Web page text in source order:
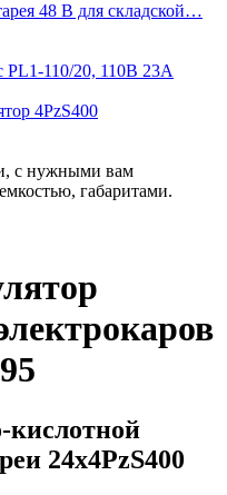
48 В для складской…
PL1-110/20, 110В 23А
4PzS400
с нужными вам
габаритами.
кислотной
24х4PzS400